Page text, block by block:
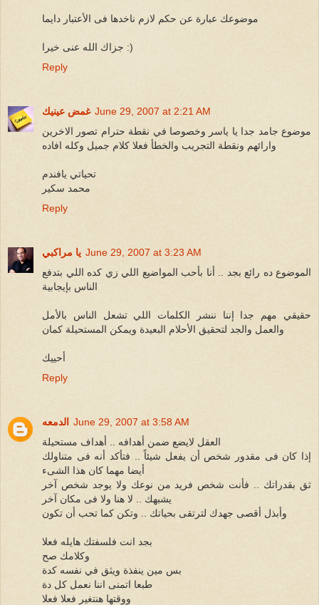
موضوعك عبارة عن حكم لازم ناخدها فى الأعتبار دايما
جزاك الله عنى خيرا :)
Reply
غمض عينيك June 29, 2007 at 2:21 AM
موضوع جامد جدا يا ياسر وخصوصا في نقطة حترام تصور الاخرين
وارائهم ونقطة التجريب والخطأ فعلا كلام جميل وكله افاده
تحياتي يافندم
محمد سكير
Reply
يا مراكبي June 29, 2007 at 3:23 AM
الموضوع ده رائع بجد .. أنا بأحب المواضيع اللي زي كده اللي بتدفع
الناس بإيجابية
حقيقي مهم جدا إننا ننشر الكلمات اللي تشعل الناس بالأمل
والعمل والجد لتحقيق الأحلام البعيدة ويمكن المستحيلة كمان
أحييك
Reply
الدمعه
June 29, 2007 at 3:58 AM
العقل لايضع ضمن أهدافه .. أهداف مستحيلة
إذا كان فى مقدور شخص أن يفعل شيئاً .. فتأكد أنه فى متناولك
أيضا مهما كان هذا الشىء
ثق بقدراتك .. فأنت شخص فريد من نوعك ولا يوجد شخص آخر
يشبهك .. لا هنا ولا فى مكان آخر
وأبذل أقصى جهدك لترتقى بحياتك .. وتكن كما تحب أن تكون
بجد انت فلسفتك هايله فعلا
وكلامك صح
بس مين ينفذة ويثق في نفسه كدة
طبعا اتمنى اننا نعمل كل دة
ووقتها هنتغير فعلا فعلا